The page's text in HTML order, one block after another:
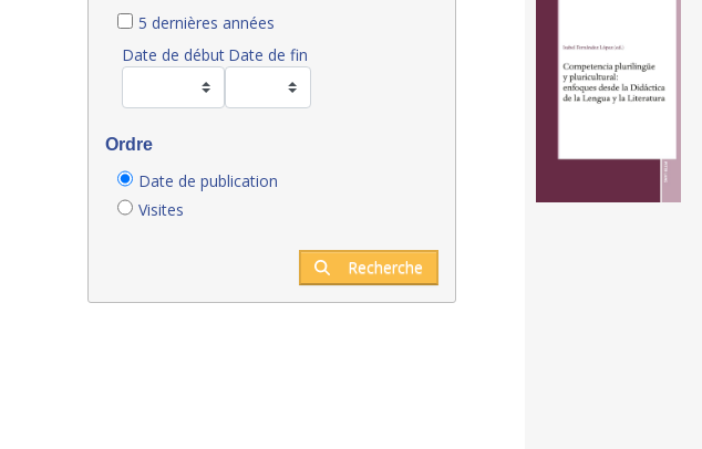
5 dernières années
Date de début Date de fin
Ordre
Date de publication
Visites
Recherche